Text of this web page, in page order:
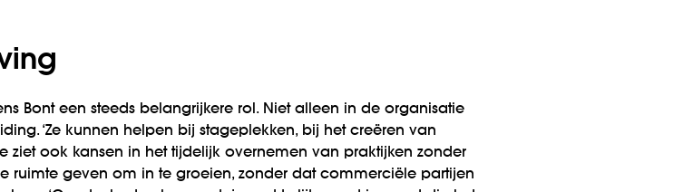
Bont een steeds belangrijkere rol. Niet alleen in de organisatie
‘Ze kunnen helpen bij stageplekken, bij het creëren van
ziet ook kansen in het tijdelijk overnemen van praktijken zonder
ruimte geven om in te groeien, zonder dat commerciële partijen